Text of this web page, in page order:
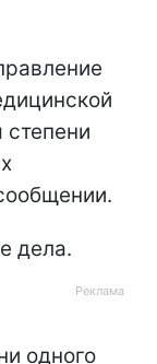
степени
дела.
одного